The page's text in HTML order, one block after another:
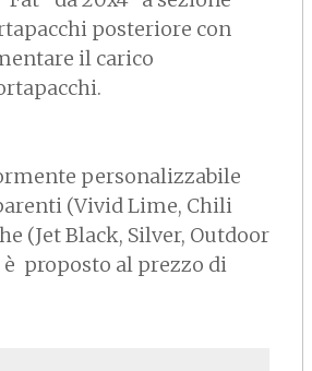
posteriore con
il carico
personalizzabile
(Vivid Lime, Chili
(Jet Black, Silver, Outdoor
è proposto al prezzo di